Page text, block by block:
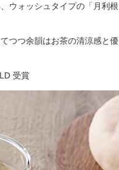
ウォッシュタイプの「月利
つつ余韻はお茶の清涼感と
受賞